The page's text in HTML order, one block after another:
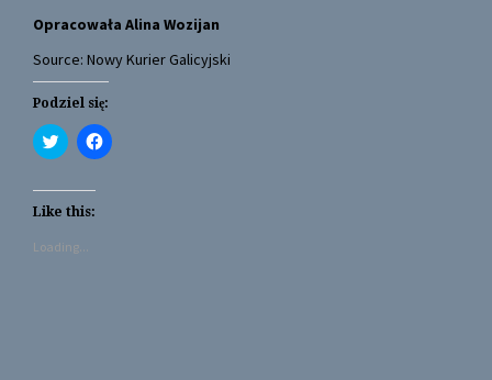
Opracowała Alina Wozijan
Source: Nowy Kurier Galicyjski
Podziel się:
C
l
k
t
h
C
l
Like this:
Loading...